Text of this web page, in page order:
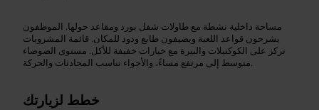
مساحة داخلية نشطة مع طاولات شفل بورد ومقاعد حولها. الموظفون
يشرحون قواعد اللعبة ويضيفون طابع ودود للمكان. قائمة المشروبات
تركز على الكوكتيلات والبيرة مع خيارات خفيفة للأكل. مستوى الضوضاء
متوسط إلى مرتفع مساءً، والأجواء تناسب المحادثات والحركة.
خطط لزيارتك